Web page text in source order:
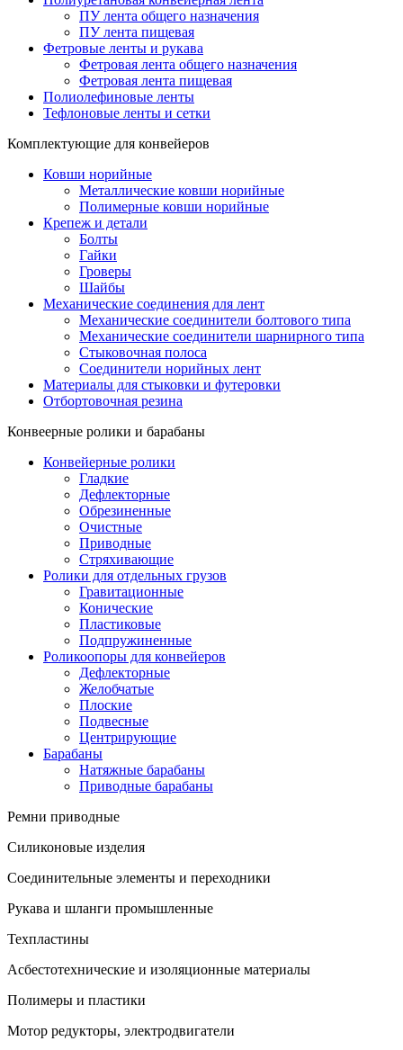
ПУ лента общего назначения
ПУ лента пищевая
Фетровые ленты и рукава
Фетровая лента общего назначения
Фетровая лента пищевая
Полиолефиновые ленты
Тефлоновые ленты и сетки
Комплектующие для конвейеров
Ковши норийные
Металлические ковши норийные
Полимерные ковши норийные
Крепеж и детали
Болты
Гайки
Гроверы
Шайбы
Механические соединения для лент
Механические соединители болтового типа
Механические соединители шарнирного типа
Стыковочная полоса
Соединители норийных лент
Материалы для стыковки и футеровки
Отбортовочная резина
Конвеерные ролики и барабаны
Конвейерные ролики
Гладкие
Дефлекторные
Обрезиненные
Очистные
Приводные
Стряхивающие
Ролики для отдельных грузов
Гравитационные
Конические
Пластиковые
Подпружиненные
Роликоопоры для конвейеров
Дефлекторные
Желобчатые
Плоские
Подвесные
Центрирующие
Барабаны
Натяжные барабаны
Приводные барабаны
Ремни приводные
Силиконовые изделия
Соединительные элементы и переходники
Рукава и шланги промышленные
Техпластины
Асбестотехнические и изоляционные материалы
Полимеры и пластики
Мотор редукторы, электродвигатели